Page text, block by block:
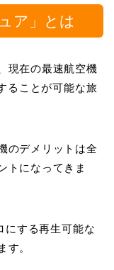
ア」とは
現在の最速航空機
ることが可能な旅
のデメリットは全
トになってきま
にする再生可能な
す。